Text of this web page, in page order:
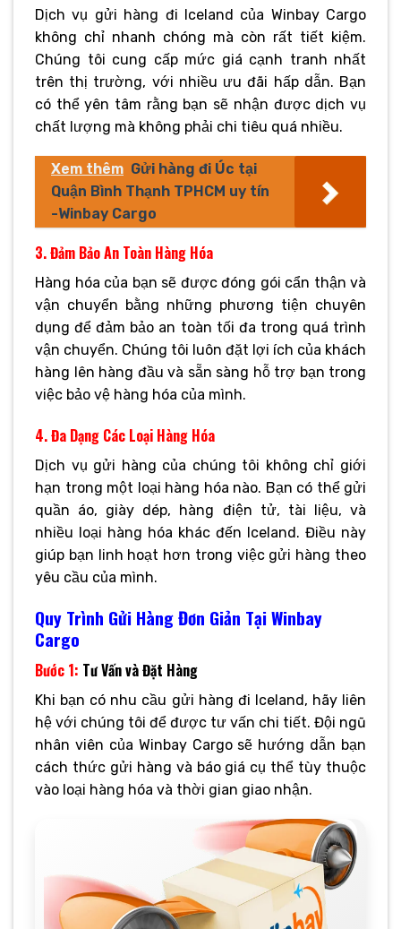
Dịch vụ gửi hàng đi Iceland của Winbay Cargo
không chỉ nhanh chóng mà còn rất tiết kiệm.
Chúng tôi cung cấp mức giá cạnh tranh nhất
trên thị trường, với nhiều ưu đãi hấp dẫn. Bạn
có thể yên tâm rằng bạn sẽ nhận được dịch vụ
chất lượng mà không phải chi tiêu quá nhiều.
Xem thêm Gửi hàng đi Úc tại
Quận Bình Thạnh TPHCM uy tín
-Winbay Cargo
3. Đảm Bảo An Toàn Hàng Hóa
Hàng hóa của bạn sẽ được đóng gói cẩn thận và
vận chuyển bằng những phương tiện chuyên
dụng để đảm bảo an toàn tối đa trong quá trình
vận chuyển. Chúng tôi luôn đặt lợi ích của khách
hàng lên hàng đầu và sẵn sàng hỗ trợ bạn trong
việc bảo vệ hàng hóa của mình.
4. Đa Dạng Các Loại Hàng Hóa
Dịch vụ gửi hàng của chúng tôi không chỉ giới
hạn trong một loại hàng hóa nào. Bạn có thể gửi
quần áo, giày dép, hàng điện tử, tài liệu, và
nhiều loại hàng hóa khác đến Iceland. Điều này
giúp bạn linh hoạt hơn trong việc gửi hàng theo
yêu cầu của mình.
Quy Trình Gửi Hàng Đơn Giản Tại Winbay
Cargo
Bước 1: Tư Vấn và Đặt Hàng
Khi bạn có nhu cầu gửi hàng đi Iceland, hãy liên
hệ với chúng tôi để được tư vấn chi tiết. Đội ngũ
nhân viên của Winbay Cargo sẽ hướng dẫn bạn
cách thức gửi hàng và báo giá cụ thể tùy thuộc
vào loại hàng hóa và thời gian giao nhận.